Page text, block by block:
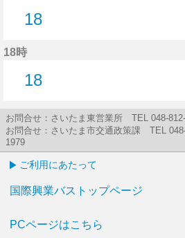
18
18時
18
お問合せ：さいたま東営業所 TEL 048-
お問合せ：さいたま市交通政策課 TEL
1979
ご利用にあたって
国際興業バストップページ
PCページはこちら